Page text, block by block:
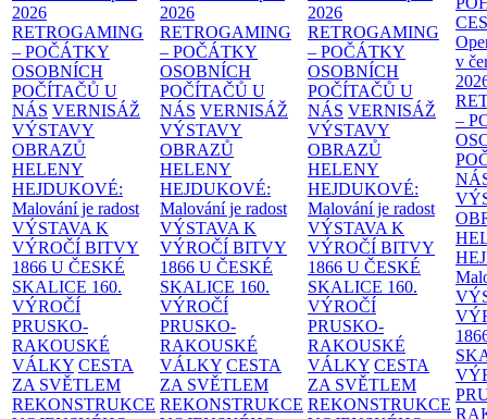
2026
RETROGAMING
– POČÁTKY
OSOBNÍCH
POČÍTAČŮ U
NÁS VERNISÁŽ
VÝSTAVY
OBRAZŮ
HELENY
HEJDUKOVÉ:
Malování je radost
VÝSTAVA K
VÝROČÍ BITVY
1866 U ČESKÉ
SKALICE 160.
VÝROČÍ
PRUSKO-
RAKOUSKÉ
VÁLKY CESTA
ZA SVĚTLEM
REKONSTRUKCE
2026
RETROGAMING
– POČÁTKY
OSOBNÍCH
POČÍTAČŮ U
NÁS VERNISÁŽ
VÝSTAVY
OBRAZŮ
HELENY
HEJDUKOVÉ:
Malování je radost
VÝSTAVA K
VÝROČÍ BITVY
1866 U ČESKÉ
SKALICE 160.
VÝROČÍ
PRUSKO-
RAKOUSKÉ
VÁLKY CESTA
ZA SVĚTLEM
REKONSTRUKCE
2026
RETROGAMING
– POČÁTKY
OSOBNÍCH
POČÍTAČŮ U
NÁS VERNISÁŽ
VÝSTAVY
OBRAZŮ
HELENY
HEJDUKOVÉ:
Malování je radost
VÝSTAVA K
VÝROČÍ BITVY
1866 U ČESKÉ
SKALICE 160.
VÝROČÍ
PRUSKO-
RAKOUSKÉ
VÁLKY CESTA
ZA SVĚTLEM
REKONSTRUKCE
v
–